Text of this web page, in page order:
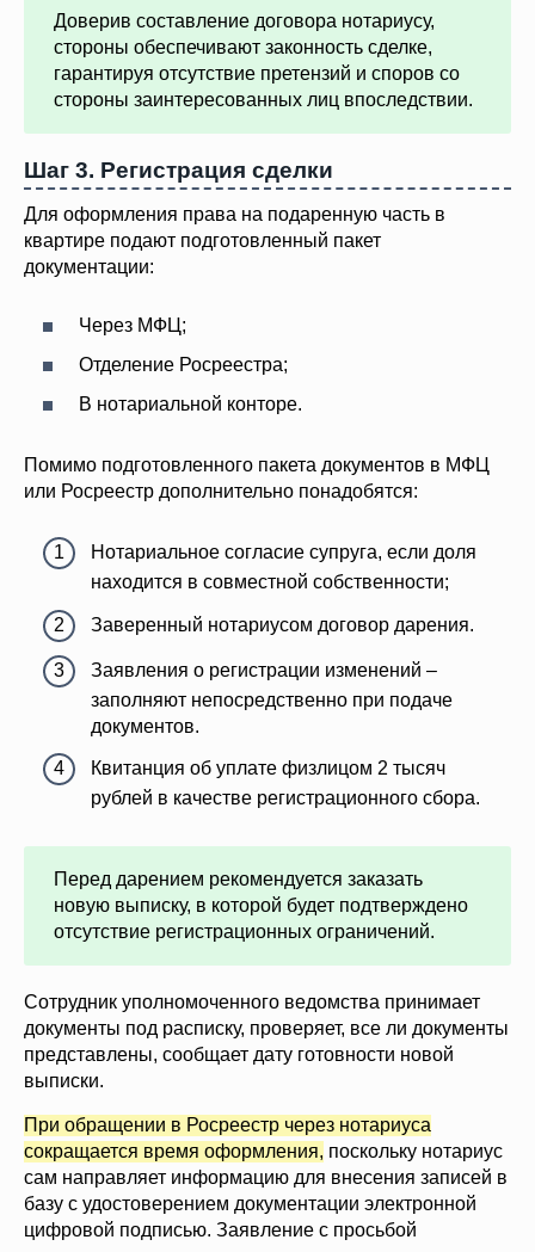
Доверив составление договора нотариусу,
стороны обеспечивают законность сделке,
гарантируя отсутствие претензий и споров со
стороны заинтересованных лиц впоследствии.
Шаг 3. Регистрация сделки
Для оформления права на подаренную часть в
квартире подают подготовленный пакет
документации:
Через МФЦ;
Отделение Росреестра;
В нотариальной конторе.
Помимо подготовленного пакета документов в МФЦ
или Росреестр дополнительно понадобятся:
Нотариальное согласие супруга, если доля
находится в совместной собственности;
Заверенный нотариусом договор дарения.
Заявления о регистрации изменений –
заполняют непосредственно при подаче
документов.
Квитанция об уплате физлицом 2 тысяч
рублей в качестве регистрационного сбора.
Перед дарением рекомендуется заказать
новую выписку, в которой будет подтверждено
отсутствие регистрационных ограничений.
Сотрудник уполномоченного ведомства принимает
документы под расписку, проверяет, все ли документы
представлены, сообщает дату готовности новой
выписки.
При обращении в Росреестр через нотариуса
сокращается время оформления, поскольку нотариус
сам направляет информацию для внесения записей в
базу с удостоверением документации электронной
цифровой подписью. Заявление с просьбой